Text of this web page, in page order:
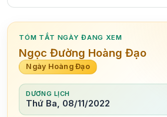
TÓM TẮT NGÀY ĐANG XEM
Ngọc Đường Hoàng Đạo
Ngày Hoàng Đạo
DƯƠNG LỊCH
Thứ Ba, 08/11/2022